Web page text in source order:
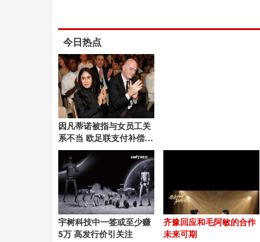
今日热点
因凡蒂诺被指与女员工关
系不当 欧足联支付补偿金
引发争议
宇树科技中一签或至少赚
5万 高发行价引关注
齐豫回应和毛阿敏的合作
未来可期